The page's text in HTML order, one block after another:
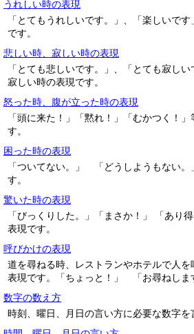
うれしい時の表現
「とてもうれしいです。」、「楽しいで
です。
悲しい時、寂しい時の表現
「とても悲しいです。」、「とても寂しい
寂しい時の表現です。
怒った時、腹が立った時の表現
「頭に来た！」「黙れ！」「むかつく！
す。
困った時の表現
「ついてない。」 「どうしようもない。
す。
驚いた時の表現
「びっくりした。」「まさか！」 「あり
表現です。
呼びかけの表現
道を尋ねる時、レストランやホテルで人
表現です。「ちょっと！」 「お尋ねしま
数字の数え方
時刻、曜日、月日の言い方に必要な数字を